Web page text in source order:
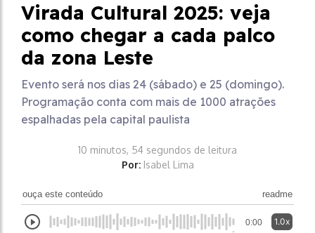
Virada Cultural 2025: veja
como chegar a cada palco
da zona Leste
Evento será nos dias 24 (sábado) e 25 (domingo).
Programação conta com mais de 1000 atrações
espalhadas pela capital paulista
10 minutos, 54 segundos de leitura
Por: Isabel Lima
ouça este conteúdo readme
0:00 1.0x